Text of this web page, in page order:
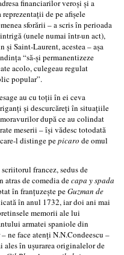
financiarilor veroşi şi a
de pe afişele
sforării – a scris în perioada
(unele numai într-un act),
Saint-Laurent, acestea – aşa
“să-şi permanentizeze
acolo, culegeau regulat
popular”.
au cu toţii în ei ceva
şi descurcăreţi în situaţiile
după ce au colindat
meserii – îşi vădesc totodată
l distinge pepicaro de omul
francez, sedus de
de comedia decapa y spada
în franţuzeşte peGuzman de
în anul 1732, iar doi ani mai
memorii ale lui
armatei spaniole din
ne face atenţi N.N.Condeescu –
ales în uşurarea originalelor de